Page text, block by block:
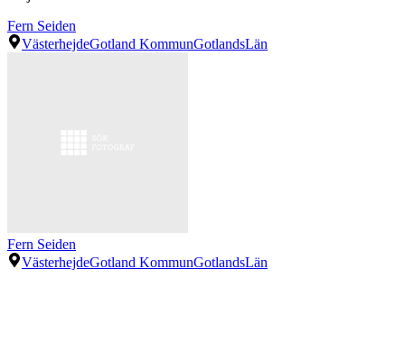
Fern Seiden
VästerhejdeGotland KommunGotlandsLän
Fern Seiden
VästerhejdeGotland KommunGotlandsLän